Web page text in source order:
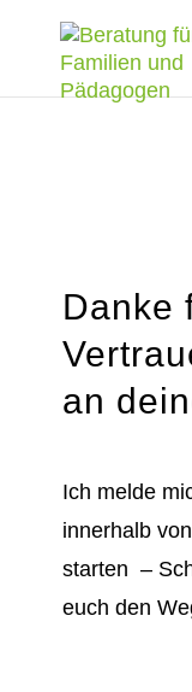
Danke
an
Ich melde
innerhalb
starten –
euch den